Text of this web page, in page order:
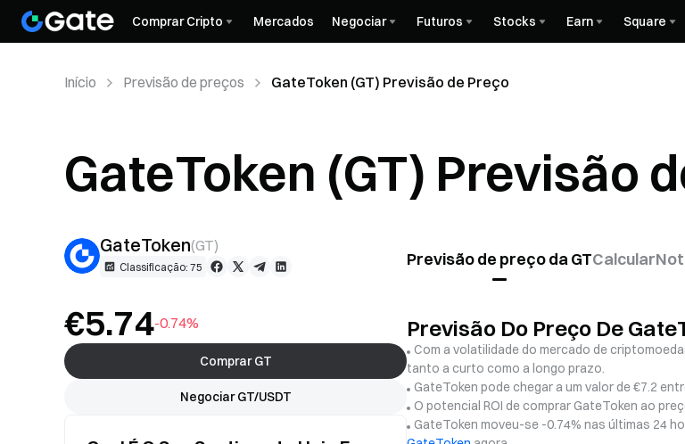
Comprar Cripto Mercados Negociar Futuros Stocks Earn Square
Início Previsão de preços GateToken (GT) Previsão de Preço
GateToken (GT) Previsão
GateToken(GT)
Classificação: 75 Previsão de preço da GTCalcular
€5.74-0.74%
Comprar GT
Negociar GT/USDT
Previsão Do Preço De
Com a volatilidade do mercado de
tanto a curto como a longo prazo.
GateToken pode chegar a um valor de €7.2
O potencial ROI de comprar GateToken ao
GateToken moveu-se -0.74% nas últimas 24